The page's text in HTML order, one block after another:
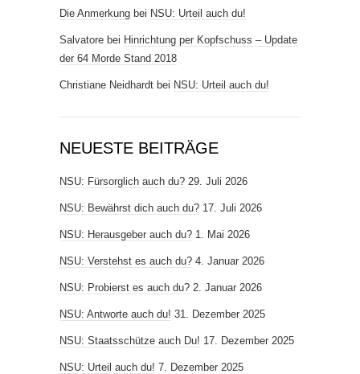
Die Anmerkung bei NSU: Urteil auch du!
Salvatore bei Hinrichtung per Kopfschuss – Update
der 64 Morde Stand 2018
Christiane Neidhardt bei NSU: Urteil auch du!
NEUESTE BEITRÄGE
NSU: Fürsorglich auch du? 29. Juli 2026
NSU: Bewährst dich auch du? 17. Juli 2026
NSU: Herausgeber auch du? 1. Mai 2026
NSU: Verstehst es auch du? 4. Januar 2026
NSU: Probierst es auch du? 2. Januar 2026
NSU: Antworte auch du! 31. Dezember 2025
NSU: Staatsschütze auch Du! 17. Dezember 2025
NSU: Urteil auch du! 7. Dezember 2025